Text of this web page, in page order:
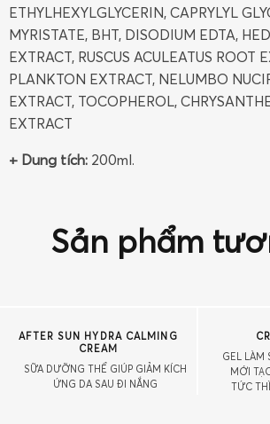
ETHYLHEXYLGLYCERIN, CAPRYLYL
MYRISTATE, BHT, DISODIUM EDTA,
EXTRACT, RUSCUS ACULEATUS ROOT
PLANKTON EXTRACT, NELUMBO
EXTRACT, TOCOPHEROL,
EXTRACT
+ Dung tích: 200ml.
Sản phẩm
AFTER SUN HYDRA CALMING
CREAM
SỮA DƯỠNG THỂ GIÚP GIẢM KÍCH
ỨNG DA SAU ĐI NẮNG
GEL LÀM
MỚI
TỨC